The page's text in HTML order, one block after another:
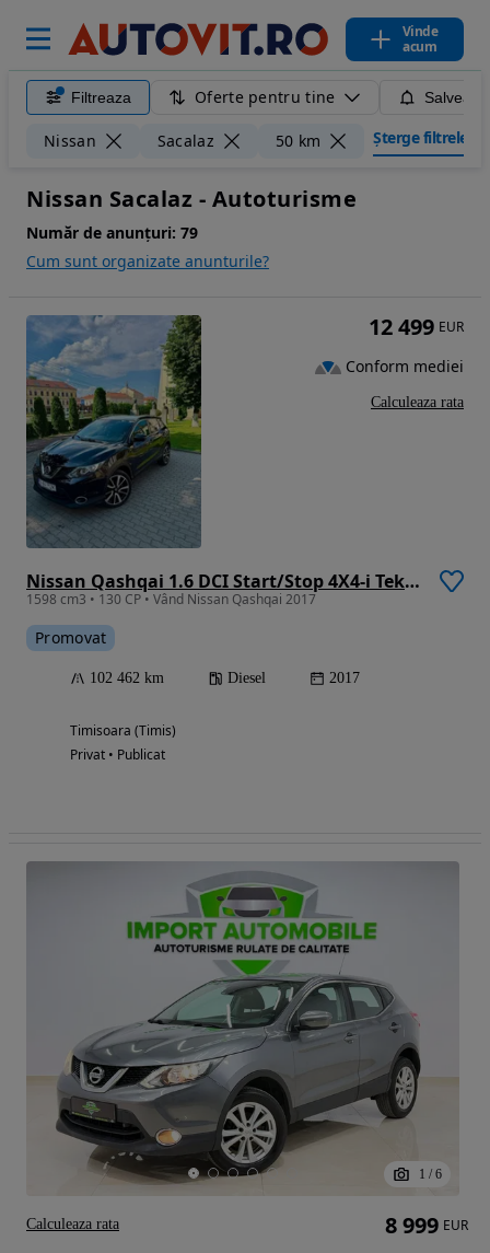
Vinde
acum
Filtreaza Oferte pentru tine
Nissan Sacalaz 50 km Șterge filtrele
Nissan Sacalaz - Autoturisme
Număr de anunțuri: 79
Cum sunt organizate anunturile?
Nissan Qashqai 1.6 DCI Start/Stop 4X4-i Tekna
1598 cm3 • 130 CP • Vând Nissan Qashqai 2017
Promovat
102 462 km Diesel 2017
Timisoara (Timis)
Privat • Publicat
12 499 EUR
Conform mediei
Calculeaza rata
1 / 6
8 999 EUR
Calculeaza rata